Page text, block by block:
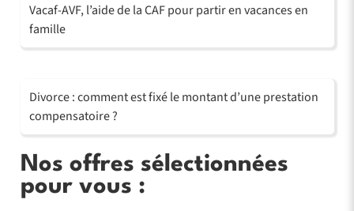
Vacaf-AVF, l’aide de la CAF pour partir en vacances en
famille
Divorce : comment est fixé le montant d’une prestation
compensatoire ?
Nos offres sélectionnées
pour vous :